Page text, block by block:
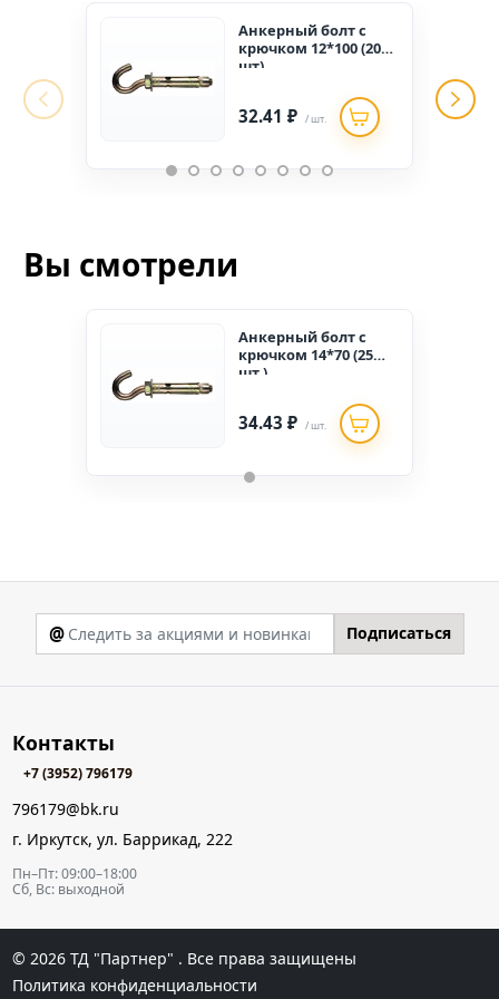
Анкерный болт с
крючком 12*100 (20
шт)
32.41 ₽ / шт.
Вы смотрели
Анкерный болт с
крючком 14*70 (25
шт.)
34.43 ₽ / шт.
@ Подписаться
Контакты
+7 (3952) 796179
796179@bk.ru
г. Иркутск, ул. Баррикад, 222
Пн–Пт: 09:00–18:00
Сб, Вс: выходной
© 2026 ТД "Партнер" . Все права защищены
Политика конфиденциальности